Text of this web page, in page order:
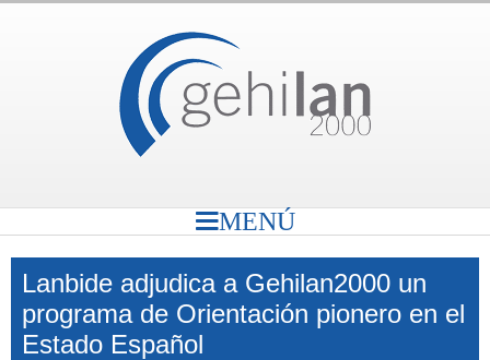
MENÚ
Lanbide adjudica a Gehilan2000 un
programa de Orientación pionero en el
Estado Español